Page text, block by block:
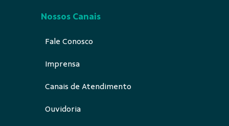
Nossos Canais
Fale Conosco
Imprensa
Canais de Atendimento
Ouvidoria